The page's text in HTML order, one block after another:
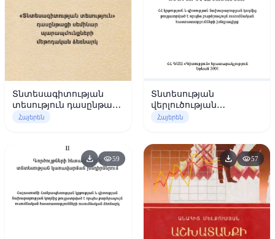
Տնտեսագիտության
տեսություն դասընթացի
սեմինար
Հայերեն
Տնտեսության
վերլուծության
մաթեմատիկական
Հայերեն
download visibility59 download visibility57